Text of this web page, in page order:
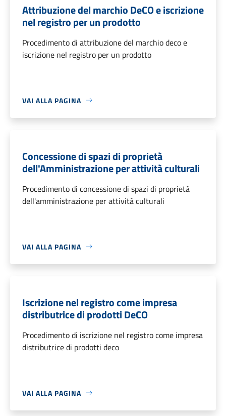
Attribuzione del marchio DeCO e iscrizione
nel registro per un prodotto
Procedimento di attribuzione del marchio deco e
iscrizione nel registro per un prodotto
VAI ALLA PAGINA
Concessione di spazi di proprietà
dell'Amministrazione per attività culturali
Procedimento di concessione di spazi di proprietà
dell'amministrazione per attività culturali
VAI ALLA PAGINA
Iscrizione nel registro come impresa
distributrice di prodotti DeCO
Procedimento di iscrizione nel registro come impresa
distributrice di prodotti deco
VAI ALLA PAGINA